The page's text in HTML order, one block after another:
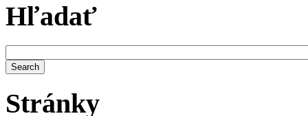
Hľadať
Stránky